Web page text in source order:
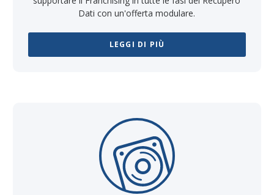
Dati con un'offerta modulare.
LEGGI DI PIÙ